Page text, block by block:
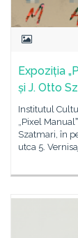
Expoziția
și J. Otto
Institutul
„Pixel
Szatmari, în
utca 5.